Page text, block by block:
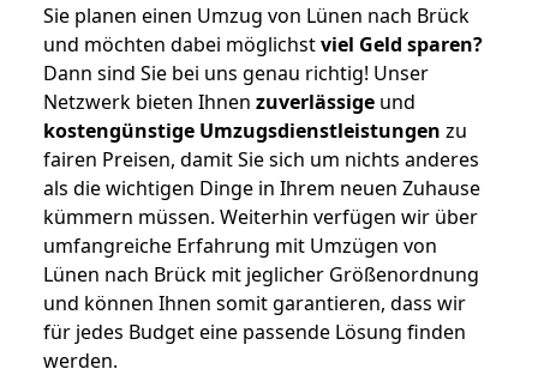
Sie planen einen Umzug von Lünen nach Brück
und möchten dabei möglichstviel Geld sparen?
Dann sind Sie bei uns genau richtig! Unser
Netzwerk bieten Ihnen zuverlässige und
kostengünstige Umzugsdienstleistungen zu
fairen Preisen, damit Sie sich um nichts anderes
als die wichtigen Dinge in Ihrem neuen Zuhause
kümmern müssen. Weiterhin verfügen wir über
umfangreiche Erfahrung mit Umzügen von
Lünen nach Brück mit jeglicher Größenordnung
und können Ihnen somit garantieren, dass wir
für jedes Budget eine passende Lösung finden
werden.